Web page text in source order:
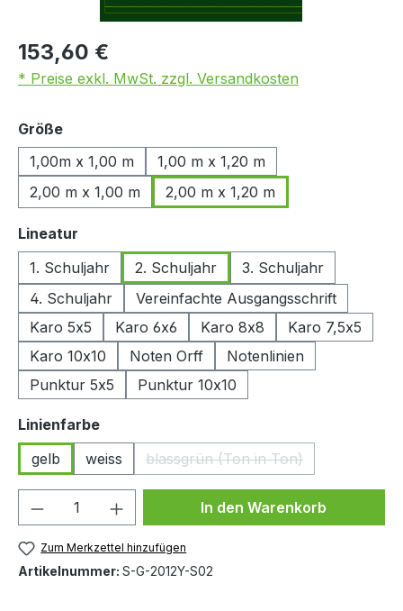
153,60 €
* Preise exkl. MwSt. zzgl. Versandkosten
Größeauswählen
1,00m x 1,00 m
1,00 m x 1,20 m
2,00 m x 1,00 m
2,00 m x 1,20 m
Lineatur
1. Schuljahr
2. Schuljahr
3. Schuljahr
4. Schuljahr
Vereinfachte Ausgangsschrift
Karo 5x5
Karo 6x6 Karo 8x8
Karo 7,5x5
Karo 10x10
Noten Orff
Notenlinien
Punktur 5x5
Punktur 10x10
Linienfarbeauswählen
gelb
weiss blassgrün (Ton in Ton)
(Diese Option ist zurzeit
Produkt Anzahl: Gib denIn den Warenkorb
Zum Merkzettel hinzufügen
Artikelnummer: S-G-2012Y-S02